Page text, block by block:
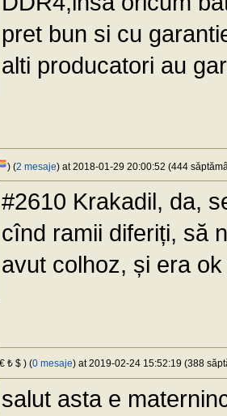
pret bun si cu
alti producatori au
) (2 mesaje) at 2018-01-29 20:00:52 (444
#2610 Krakadil, da,
cînd ramii diferiți, să
avut colhoz, și era
₺ $ ) (0 mesaje) at 2019-02-24 15:52:19 (388
salut asta e